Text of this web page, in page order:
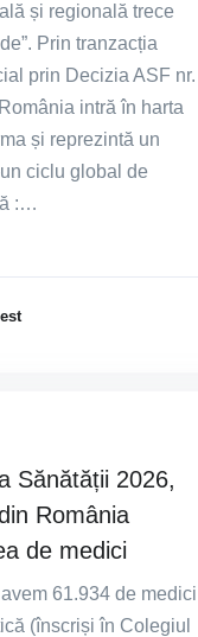
și regională trece
Prin tranzacția
prin Decizia ASF nr.
intră în harta
și reprezintă un
ciclu global de
:…
Sănătății 2026,
România
de medici
61.934 de medici
(înscriși în Colegiul